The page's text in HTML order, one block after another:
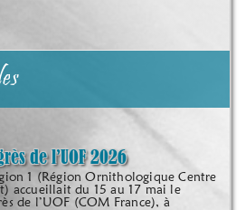
de l’UOF 2026
1 (Région Ornithologique Centre
accueillait du 15 au 17 mai le
de l’UOF (COM France), à